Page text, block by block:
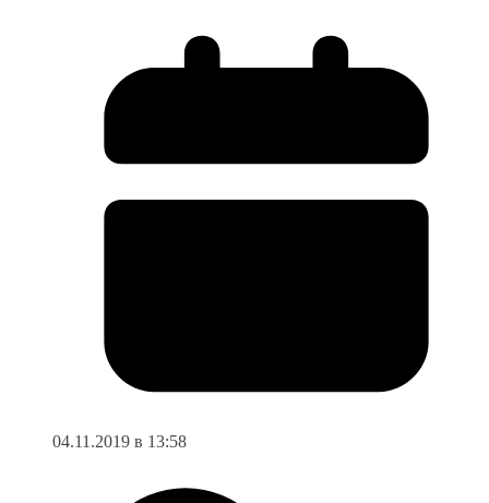
04.11.2019 в 13:58